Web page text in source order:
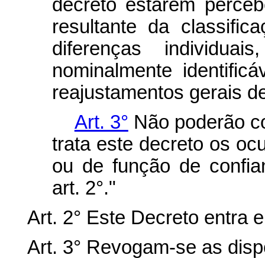
decreto estarem
resultante da
diferenças
nominalmente
reajustamentos gerais
Art. 3° Não poderão
trata este decreto os
ou de função de
art. 2°."
Art. 2° Este Decreto entra
Art. 3° Revogam-se as